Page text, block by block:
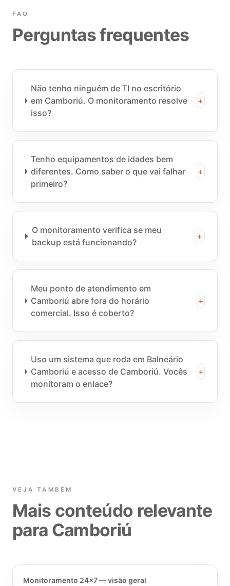
FAQ
Perguntas frequentes
Não tenho ninguém de TI no escritório
em Camboriú. O monitoramento resolve
isso?
+
Tenho equipamentos de idades bem
diferentes. Como saber o que vai falhar
primeiro?
+
O monitoramento verifica se meu
backup está funcionando?
+
Meu ponto de atendimento em
Camboriú abre fora do horário
comercial. Isso é coberto?
+
Uso um sistema que roda em Balneário
Camboriú e acesso de Camboriú. Vocês
monitoram o enlace?
+
VEJA TAMBÉM
Mais conteúdo relevante
para Camboriú
Monitoramento 24x7 — visão geral